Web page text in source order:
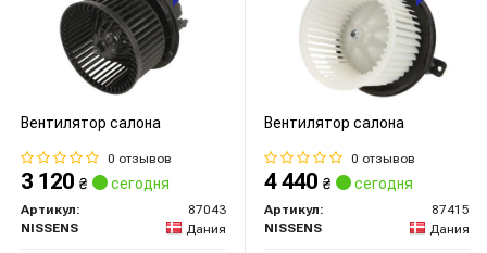
Вентилятор салона
0 отзывов
3 120 ₴ сегодня
Артикул:
87043
NISSENS
Дания
Вентилятор салона
0 отзывов
4 440 ₴ сегодня
Артикул:
87415
NISSENS
Дания